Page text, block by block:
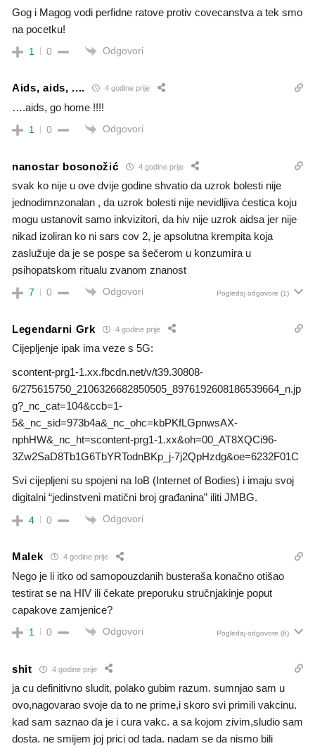
Gog i Magog vodi perfidne ratove protiv covecanstva a tek smo
na pocetku!
1 0 Odgovori
Aids, aids, .... 4 godine prije
….aids, go home !!!!
1 0 Odgovori
nanostar bosonožić 4 godine prije
svak ko nije u ove dvije godine shvatio da uzrok bolesti nije
jednodimnzonalan , da uzrok bolesti nije nevidljiva ćestica koju
mogu ustanovit samo inkvizitori, da hiv nije uzrok aidsa jer nije
nikad izoliran ko ni sars cov 2, je apsolutna krempita koja
zaslužuje da je se pospe sa šečerom u konzumira u
psihopatskom ritualu zvanom znanost
7 0 Odgovori Pogledaj odgovore (1)
Legendarni Grk 4 godine prije
Cijepljenje ipak ima veze s 5G:
scontent-prg1-1.xx.fbcdn.net/v/t39.30808-
6/275615750_2106326682850505_8976192608186539664_n.jp
g?_nc_cat=104&ccb=1-
5&_nc_sid=973b4a&_nc_ohc=kbPKfLGpnwsAX-
nphHW&_nc_ht=scontent-prg1-1.xx&oh=00_AT8XQCi96-
3Zw2SaD8Tb1G6TbYRTodnBKp_j-7j2QpHzdg&oe=6232F01C
Svi cijepljeni su spojeni na IoB (Internet of Bodies) i imaju svoj
digitalni “jedinstveni matični broj građanina” iliti JMBG.
4 0 Odgovori
Malek 4 godine prije
Nego je li itko od samopouzdanih busteraša konačno otišao
testirat se na HIV ili čekate preporuku stručnjakinje poput
capakove zamjenice?
1 0 Odgovori Pogledaj odgovore (6)
shit 4 godine prije
ja cu definitivno sludit, polako gubim razum. sumnjao sam u
ovo,nagovarao svoje da to ne prime,i skoro svi primili vakcinu.
kad sam saznao da je i cura vakc. a sa kojom zivim,sludio sam
dosta. ne smijem joj prici od tada. nadam se da nismo bili